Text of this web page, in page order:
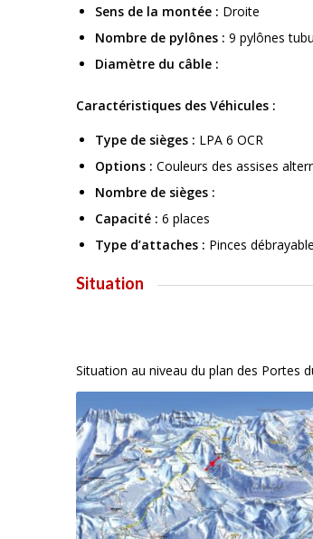
Sens de la montée : Droite
Nombre de pylônes : 9 pylônes
Diamètre du câble :
Caractéristiques des Véhicules :
Type de sièges : LPA 6 OCR
Options : Couleurs des assises
Nombre de sièges :
Capacité : 6 places
Type d’attaches : Pinces
Situation
Situation au niveau du plan des Portes